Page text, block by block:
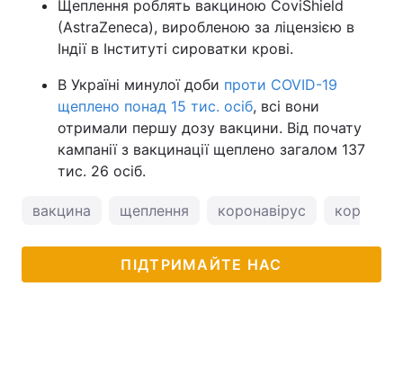
Щеплення роблять вакциною CoviShield
(AstraZeneca), виробленою за ліцензією в
Індії в Інституті сироватки крові.
В Україні минулої доби проти COVID-19
щеплено понад 15 тис. осіб, всі вони
отримали першу дозу вакцини. Від почату
кампанії з вакцинації щеплено загалом 137
тис. 26 осіб.
вакцина щеплення коронавірус
ПІДТРИМАЙТЕ НАС